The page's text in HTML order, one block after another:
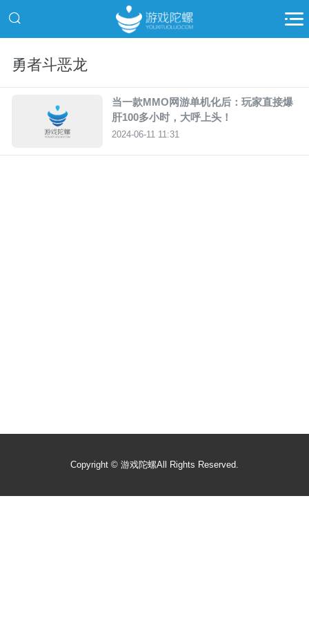
勇者斗恶龙
当一款MMO网游单机化后：玩家直接爆
肝100多小时，大呼上头！
2024-06-11 11:31
Copyright © 游戏陀螺All Rights Reserved.